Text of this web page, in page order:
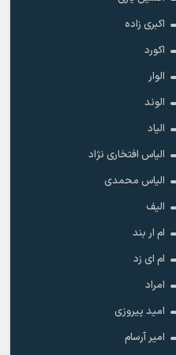
اکبری زاده
اکورد
الوار
الوند
الیاد
الیاس افتخاری نژاد
الیاس محمدی
الیف
ام ار بند
ام ای زد
امراد
امید پیروزی
امیر آرسام